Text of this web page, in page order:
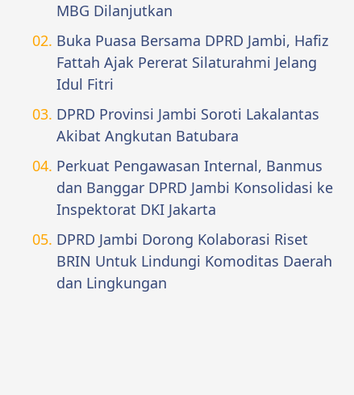
MBG Dilanjutkan
Buka Puasa Bersama DPRD Jambi, Hafiz
Fattah Ajak Pererat Silaturahmi Jelang
Idul Fitri
DPRD Provinsi Jambi Soroti Lakalantas
Akibat Angkutan Batubara
Perkuat Pengawasan Internal, Banmus
dan Banggar DPRD Jambi Konsolidasi ke
Inspektorat DKI Jakarta
DPRD Jambi Dorong Kolaborasi Riset
BRIN Untuk Lindungi Komoditas Daerah
dan Lingkungan